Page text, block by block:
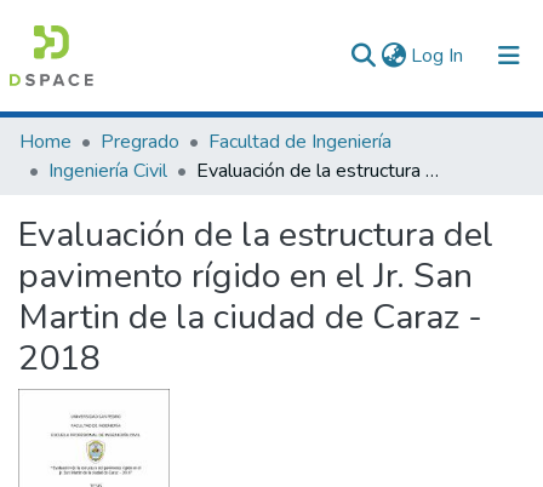
Log In (current)
Communities & Collections
All of DSpace
Statistics
Home Pregrado
Facultad de Ingeniería
Ingeniería Civil
Evaluación de la estructura del pavimento rígido en el Jr. San Martin de la ciudad de Caraz - 2018
Evaluación de la estructura del
pavimento rígido en el Jr. San
Martin de la ciudad de Caraz -
2018